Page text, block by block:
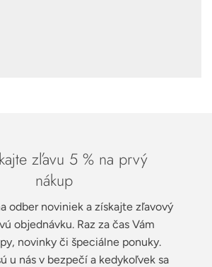
zľavu 5 % na prvý
nákup
odber noviniek a získajte zľavový
objednávku. Raz za čas Vám
novinky či špeciálne ponuky.
u nás v bezpečí a kedykoľvek sa